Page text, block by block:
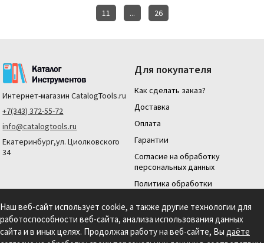
11 ... 26
Интернет-магазин CatalogTools.ru
+7(343) 372-55-72
info@catalogtools.ru
Екатеринбург,ул. Циолковского
34
Для покупателя
Как сделать заказ?
Доставка
Оплата
Гарантии
Согласие на обработку
персональных данных
Политика обработки
Для юридических лиц
На нашем сайте мы используем cookie для сбора информации технического
характера. Продолжая использовать этот сайт, вы даете согласие на
Наш веб-сайт использует cookie, а также другие технологии для
работоспособности веб-сайта, анализа использования данных
сайта и в иных целях. Продолжая работу на веб-сайте, Вы даёте